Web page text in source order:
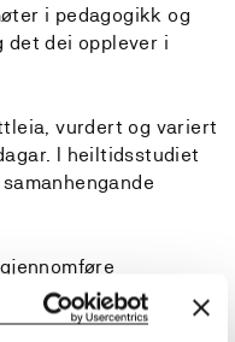
i pedagogikk og
det dei opplever i
vurdert og variert
I heiltidsstudiet
meir sjølvstendig
av